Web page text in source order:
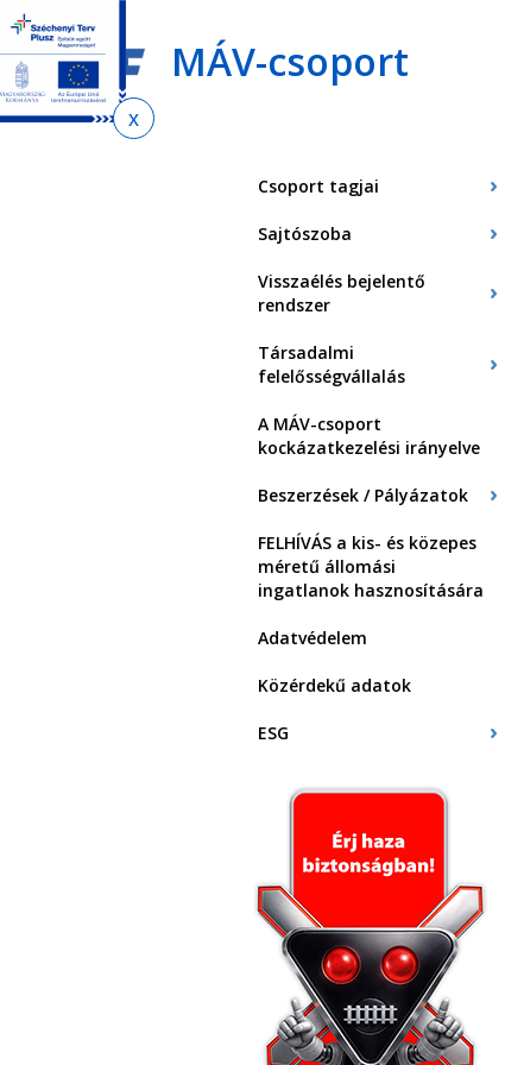
Ugrás
az
almenühöz
Ugrás
tartalomra
Ugrás
az
oldaltérképre
MÁV-csoport
Csoport tagjai
Sajtószoba
Visszaélés bejelentő
rendszer
Társadalmi
felelősségvállalás
A MÁV-csoport
kockázatkezelési irányelve
Beszerzések / Pályázatok
FELHÍVÁS a kis- és közepes
méretű állomási
ingatlanok hasznosítására
Adatvédelem
Közérdekű adatok
ESG